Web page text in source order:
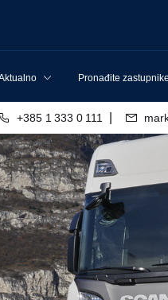
Pronađite zastupnike
+385 1 333 0 111